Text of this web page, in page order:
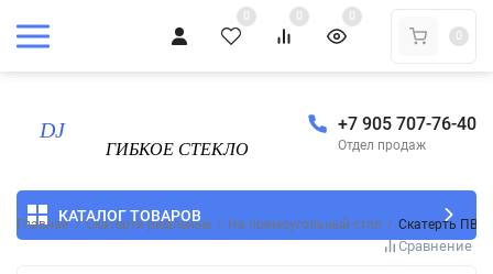
0 0
0
0
+7 905 707-76-40
Отдел продаж
КАТАЛОГ ТОВАРОВ
Главная / Скатерти рифленые / На прямоугольный стол / Скатерть ПВХ
Сравнение